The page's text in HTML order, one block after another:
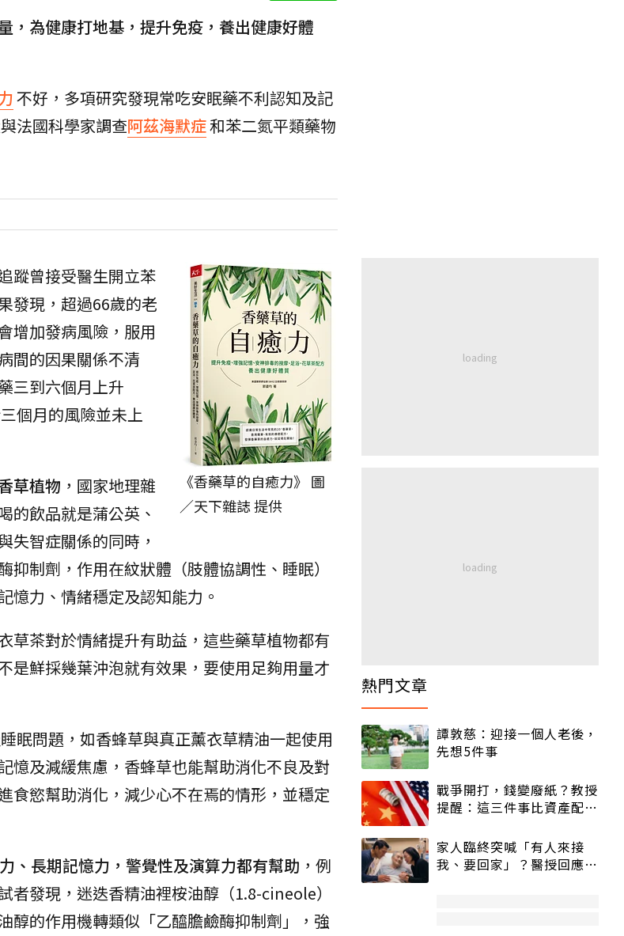
，為健康打地基，提升免疫，養出健康好體
不好，多項研究發現常吃安眠藥不利認知及記
法國科學家調查阿茲海默症和苯二氮平類藥物
《香藥草的自癒力》 圖
／天下雜誌 提供
蹤曾接受醫生開立苯
發現，超過66歲的老
增加發病風險，服用
間的因果關係不清
三到六個月上升
個月的風險並未上
草植物 ，國家地理雜
的飲品就是蒲公英、
失智症關係的同時，
制劑，作用在紋狀體（肢體協調性、睡眠）
憶力、情緒穩定及認知能力。
草茶對於情緒提升有助益，這些藥草植物都有
是鮮採幾葉沖泡就有效果，要使用足夠用量才
眠問題，如香蜂草與真正薰衣草精油一起使用
憶及減緩焦慮，香蜂草也能幫助消化不良及對
食慾幫助消化，減少心不在焉的情形，並穩定
、長期記憶力，警覺性及演算力都有幫助 ，例
發現，迷迭香精油裡桉油醇（1.8-cineole）
醇的作用機轉類似「乙醯膽鹼酶抑制劑」，強
熱門文章
譚敦慈：迎接一個人老後，
先想5件事
戰爭開打，錢變廢紙？教授
提醒：這三件事比資產配置
家人臨終突喊「有人來接
我、要回家」？醫授回應方